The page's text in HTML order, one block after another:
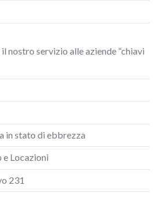
nostro servizio alle aziende “chiavi
in stato di ebbrezza
Locazioni
231